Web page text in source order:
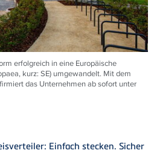
erfolgreich in eine Europäische
kurz: SE) umgewandelt. Mit dem
das Unternehmen ab sofort unter
Einfach stecken. Sicher